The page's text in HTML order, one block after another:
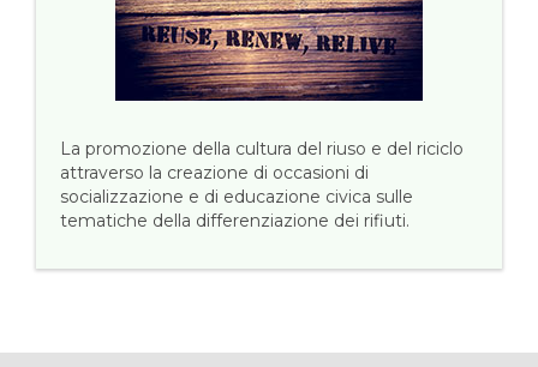
La promozione della cultura del riuso e del riciclo
attraverso la creazione di occasioni di
socializzazione e di educazione civica sulle
tematiche della differenziazione dei rifiuti.